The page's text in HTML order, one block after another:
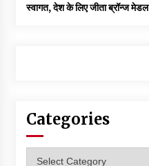
स्वागत, देश के लिए जीता ब्रॉन्ज मेडल
Categories